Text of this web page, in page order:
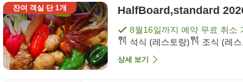
잔여 객실 단1개 HalfBoard,standard
8월16일까지 예약 무료 취소
석식 (레스토랑)
조식 (레
상세 보기